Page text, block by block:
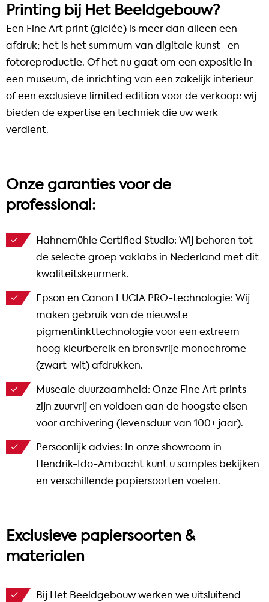
Printing bij Het Beeldgebouw?
Een Fine Art print (giclée) is meer dan alleen een
afdruk; het is het summum van digitale kunst- en
fotoreproductie. Of het nu gaat om een expositie in
een museum, de inrichting van een zakelijk interieur
of een exclusieve limited edition voor de verkoop: wij
bieden de expertise en techniek die uw werk
verdient.
Onze garanties voor de
professional:
Hahnemühle Certified Studio: Wij behoren tot
de selecte groep vaklabs in Nederland met dit
kwaliteitskeurmerk.
Epson en Canon LUCIA PRO-technologie: Wij
maken gebruik van de nieuwste
pigmentinkttechnologie voor een extreem
hoog kleurbereik en bronsvrije monochrome
(zwart-wit) afdrukken.
Museale duurzaamheid: Onze Fine Art prints
zijn zuurvrij en voldoen aan de hoogste eisen
voor archivering (levensduur van 100+ jaar).
Persoonlijk advies: In onze showroom in
Hendrik-Ido-Ambacht kunt u samples bekijken
en verschillende papiersoorten voelen.
Exclusieve papiersoorten &
materialen
Bij Het Beeldgebouw werken we uitsluitend